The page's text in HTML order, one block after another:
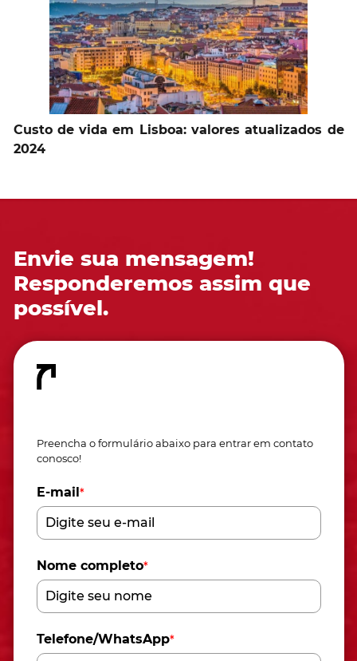
Custo de vida em Lisboa: valores atualizados de
2024
Envie sua mensagem!
Responderemos assim que
possível.
Preencha o formulário abaixo para entrar em contato
conosco!
E-mail*
Nome completo*
Telefone/WhatsApp*